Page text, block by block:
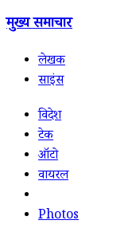
मुख्य समाचार
लेखक
साइंस
विदेश
टेक
ऑटो
वायरल
Photos